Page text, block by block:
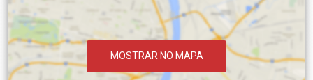
MOSTRAR NO MAPA